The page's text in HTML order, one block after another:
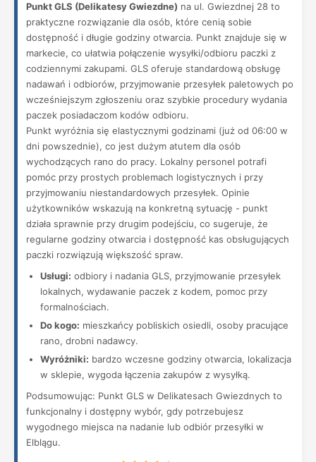
Punkt GLS (Delikatesy Gwiezdne) na ul. Gwiezdnej 28 to
praktyczne rozwiązanie dla osób, które cenią sobie
dostępność i długie godziny otwarcia. Punkt znajduje się w
markecie, co ułatwia połączenie wysyłki/odbioru paczki z
codziennymi zakupami. GLS oferuje standardową obsługę
nadawań i odbiorów, przyjmowanie przesyłek paletowych po
wcześniejszym zgłoszeniu oraz szybkie procedury wydania
paczek posiadaczom kodów odbioru.
Punkt wyróżnia się elastycznymi godzinami (już od 06:00 w
dni powszednie), co jest dużym atutem dla osób
wychodzących rano do pracy. Lokalny personel potrafi
pomóc przy prostych problemach logistycznych i przy
przyjmowaniu niestandardowych przesyłek. Opinie
użytkowników wskazują na konkretną sytuację - punkt
działa sprawnie przy drugim podejściu, co sugeruje, że
regularne godziny otwarcia i dostępność kas obsługujących
paczki rozwiązują większość spraw.
Usługi: odbiory i nadania GLS, przyjmowanie przesyłek
lokalnych, wydawanie paczek z kodem, pomoc przy
formalnościach.
Do kogo: mieszkańcy pobliskich osiedli, osoby pracujące
rano, drobni nadawcy.
Wyróżniki: bardzo wczesne godziny otwarcia, lokalizacja
w sklepie, wygoda łączenia zakupów z wysyłką.
Podsumowując: Punkt GLS w Delikatesach Gwiezdnych to
funkcjonalny i dostępny wybór, gdy potrzebujesz
wygodnego miejsca na nadanie lub odbiór przesyłki w
Elblągu.